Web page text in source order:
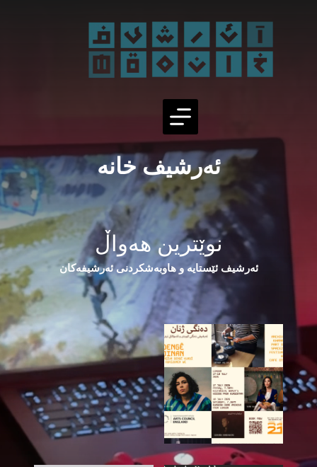
ئەرشیف خانە
نوێترین هەواڵ
ئەرشیف ئێستایە و هاوبەشکردنی ئەرشیفەکان